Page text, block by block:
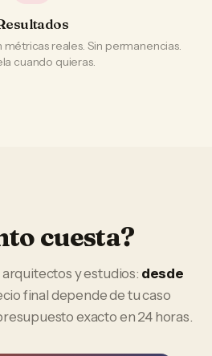
reales. Sin permanencias.
cuando quieras.
cuesta?
arquitectos y estudios: desde
final depende de tu caso
exacto en 24 horas.